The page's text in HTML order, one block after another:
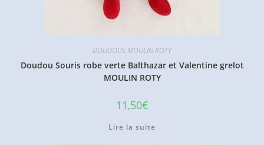
DOUDOUS MOULIN ROTY
Doudou Souris robe verte Balthazar et Valentine grelot
MOULIN ROTY
11,50€
Lire la suite